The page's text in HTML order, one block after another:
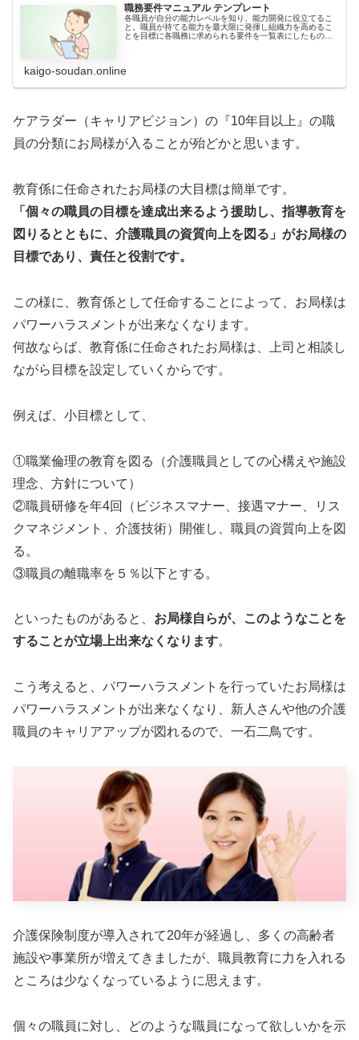
職務要件マニュアル テンプレート
各職員が自分の能力レベルを知り、能力開発に役立てるこ
と。職員が持てる能力を最大限に発揮し組織力を高めるこ
とを目標に各職務に求められる要件を一覧表にしたもので
kaigo-soudan.online
ケアラダー（キャリアビジョン）の『10年目以上』の職
員の分類にお局様が入ることが殆どかと思います。
教育係に任命されたお局様の大目標は簡単です。
「個々の職員の目標を達成出来るよう援助し、指導教育を
図りるとともに、介護職員の資質向上を図る」がお局様の
目標であり、責任と役割です。
この様に、教育係として任命することによって、お局様は
パワーハラスメントが出来なくなります。
何故ならば、教育係に任命されたお局様は、上司と相談し
ながら目標を設定していくからです。
例えば、小目標として、
①職業倫理の教育を図る（介護職員としての心構えや施設
理念、方針について）
②職員研修を年4回（ビジネスマナー、接遇マナー、リス
クマネジメント、介護技術）開催し、職員の資質向上を図
る。
③職員の離職率を５％以下とする。
といったものがあると、 お局様自らが、このようなことを
することが立場上出来なくなります。
こう考えると、パワーハラスメントを行っていたお局様は
パワーハラスメントが出来なくなり、新人さんや他の介護
職員のキャリアアップが図れるので、一石二鳥です。
介護保険制度が導入されて20年が経過し、多くの高齢者
施設や事業所が増えてきましたが、職員教育に力を入れる
ところは少なくなっているように思えます。
個々の職員に対し、どのような職員になって欲しいかを示